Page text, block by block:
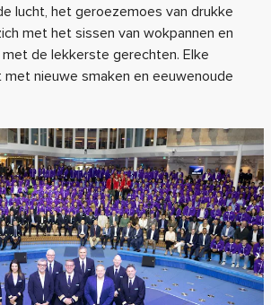
lucht, het geroezemoes van drukke
met het sissen van wokpannen en
de lekkerste gerechten. Elke
nieuwe smaken en eeuwenoude